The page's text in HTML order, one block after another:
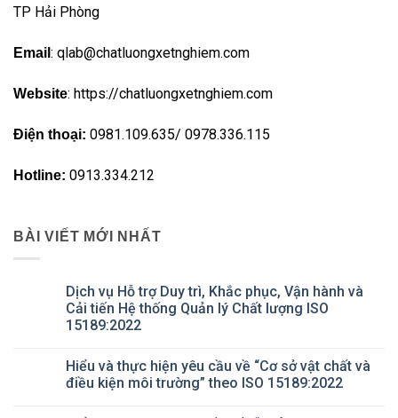
TP Hải Phòng
Email : qlab@chatluongxetnghiem.com
Website: https://chatluongxetnghiem.com
Điện thoại: 0981.109.635/ 0978.336.115
Hotline: 0913.334.212
BÀI VIẾT MỚI NHẤT
Dịch vụ Hỗ trợ Duy trì, Khắc phục, Vận hành và
Cải tiến Hệ thống Quản lý Chất lượng ISO
15189:2022
bình
luận
ở
Hiểu và thực hiện yêu cầu về “Cơ sở vật chất và
điều kiện môi trường” theo ISO 15189:2022